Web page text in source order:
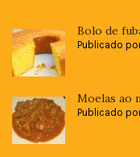
Bolo de
Publicado
Moelas ao
Publicado